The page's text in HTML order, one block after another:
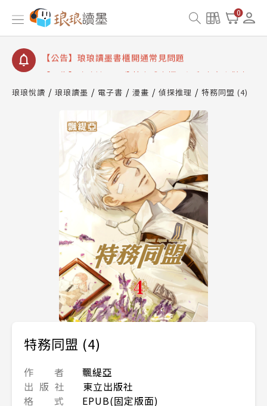
0
【公告】琅琅讀墨數位閱讀資產合併與書櫃開通申請
【公告】琅琅讀墨書櫃開通常見問題
【公告】琅琅讀墨 3 分鐘完成書櫃開通與資產合併申
請圖文教學
查詢
【公告】琅琅讀墨數位閱讀資產合併與書櫃開通申請
琅琅悅讀 琅琅讀墨 電子書 漫畫 偵探推理 特務同盟 (4)
特務同盟 (4)
作 者
飄緹亞
出 版 社
東立出版社
格 式
EPUB(固定版面)